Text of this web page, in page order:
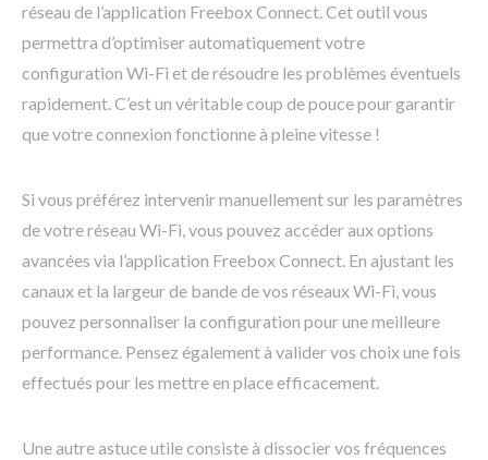
réseau de l’application Freebox Connect. Cet outil vous
permettra d’optimiser automatiquement votre
configuration Wi-Fi et de résoudre les problèmes éventuels
rapidement. C’est un véritable coup de pouce pour garantir
que votre connexion fonctionne à pleine vitesse !
Si vous préférez intervenir manuellement sur les paramètres
de votre réseau Wi-Fi, vous pouvez accéder aux options
avancées via l’application Freebox Connect. En ajustant les
canaux et la largeur de bande de vos réseaux Wi-Fi, vous
pouvez personnaliser la configuration pour une meilleure
performance. Pensez également à valider vos choix une fois
effectués pour les mettre en place efficacement.
Une autre astuce utile consiste à dissocier vos fréquences